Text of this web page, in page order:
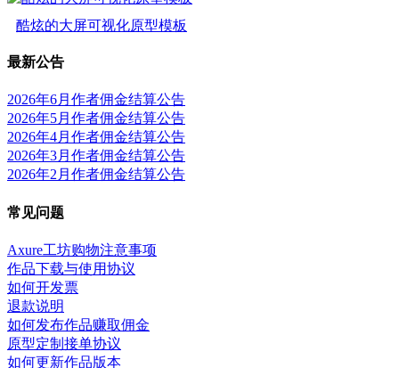
酷炫的大屏可视化原型模板
最新公告
2026年6月作者佣金结算公告
2026年5月作者佣金结算公告
2026年4月作者佣金结算公告
2026年3月作者佣金结算公告
2026年2月作者佣金结算公告
常见问题
Axure工坊购物注意事项
作品下载与使用协议
如何开发票
退款说明
如何发布作品赚取佣金
原型定制接单协议
如何更新作品版本